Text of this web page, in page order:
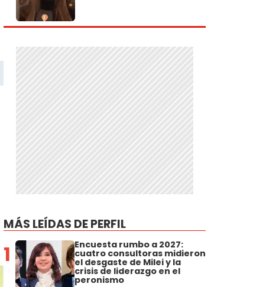
MÁS LEÍDAS DE PERFIL
1 Encuesta rumbo a 2027:
cuatro consultoras midieron
el desgaste de Milei y la
crisis de liderazgo en el
peronismo